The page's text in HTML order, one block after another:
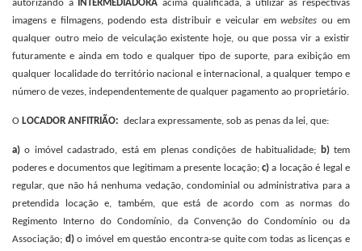
autorizando a
INTERMEDIADORA acima qualificada, a utilizar as respectivas
imagens e filmagens, podendo esta distribuir e veicular emwebsites ou em
qualquer outro meio de veiculação existente hoje, ou que possa vir a existir
futuramente e ainda em todo e qualquer tipo de suporte, para exibição em
qualquer localidade do território nacional e internacional, a qualquer tempo e
número de vezes, independentemente de qualquer pagamento ao proprietário.
O LOCADOR ANFITRIÃO: declara expressamente, sob as penas da lei, que:
a) o imóvel cadastrado, está em plenas condições de habitualidade; b)tem
poderes e documentos que legitimam a presente locação;c) a locação é legal e
regular, que não há nenhuma vedação, condominial ou administrativa para a
pretendida locação e, também, que está de acordo com as normas do
Regimento Interno do Condomínio, da Convenção do Condomínio ou da
Associação; d)o imóvel em questão encontra-se quite com todas as licenças e